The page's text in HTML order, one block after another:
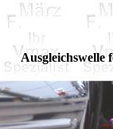
Ausgleichswelle